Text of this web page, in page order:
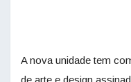
A nova unidade tem